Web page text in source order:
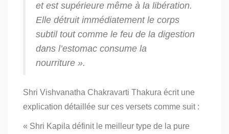
et est supérieure même à la libération.
Elle détruit immédiatement le corps
subtil tout comme le feu de la digestion
dans l’estomac consume la
nourriture ».
Shri Vishvanatha Chakravarti Thakura écrit une
explication détaillée sur ces versets comme suit :
« Shri Kapila définit le meilleur type de la pure